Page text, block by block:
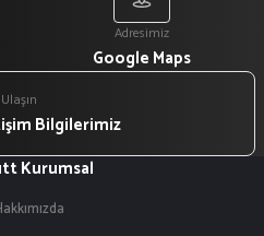
Adresimiz
Google Maps
Bilgilerimiz
Kurumsal